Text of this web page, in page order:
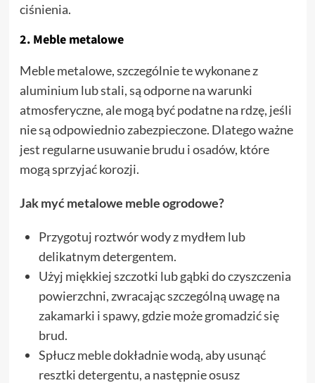
ciśnienia.
2. Meble metalowe
Meble metalowe, szczególnie te wykonane z
aluminium lub stali, są odporne na warunki
atmosferyczne, ale mogą być podatne na rdzę, jeśli
nie są odpowiednio zabezpieczone. Dlatego ważne
jest regularne usuwanie brudu i osadów, które
mogą sprzyjać korozji.
Jak myć metalowe meble ogrodowe?
Przygotuj roztwór wody z mydłem lub
delikatnym detergentem.
Użyj miękkiej szczotki lub gąbki do czyszczenia
powierzchni, zwracając szczególną uwagę na
zakamarki i spawy, gdzie może gromadzić się
brud.
Spłucz meble dokładnie wodą, aby usunąć
resztki detergentu, a następnie osusz